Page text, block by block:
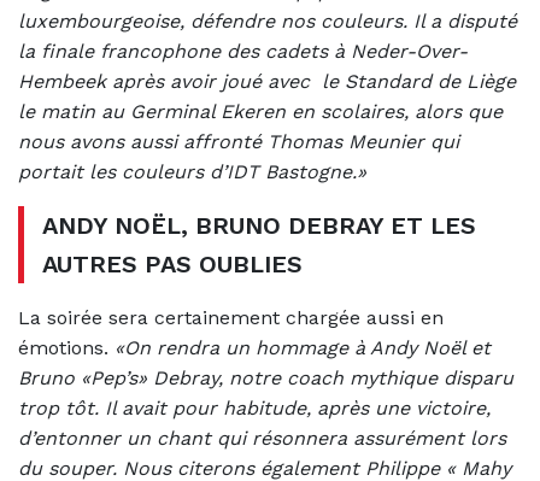
luxembourgeoise, défendre nos couleurs. Il a disputé
la finale francophone des cadets à Neder-Over-
Hembeek après avoir joué avec le Standard de Liège
le matin au Germinal Ekeren en scolaires, alors que
nous avons aussi affronté Thomas Meunier qui
portait les couleurs d’IDT Bastogne.»
ANDY NOËL, BRUNO DEBRAY ET LES
AUTRES PAS OUBLIES
La soirée sera certainement chargée aussi en
émotions. «On rendra un hommage à Andy Noël et
Bruno «Pep’s» Debray, notre coach mythique disparu
trop tôt. Il avait pour habitude, après une victoire,
d’entonner un chant qui résonnera assurément lors
du souper. Nous citerons également Philippe « Mahy